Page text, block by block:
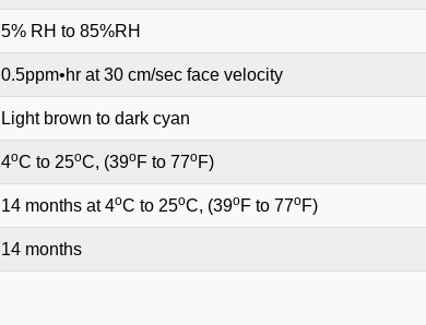
5% RH to 85%RH
0.5ppm•hr at 30 cm/sec face velocity
Light brown to dark cyan
4oC to 25oC, (39oF to 77oF)
14 months at 4oC to 25oC, (39oF to 77oF)
14 months